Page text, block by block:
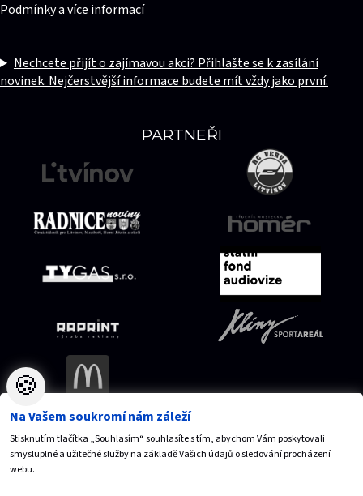
Mapa serveru Přístupnost
Ochrana osobních údajů
PARTNEŘI
Podmínky a více informací
Nechcete přijít o zajímavou akci? Přihlašte se k zasílání
novinek. Nejčerstvější informace budete mít vždy jako první.
🍪
Na Vašem soukromí nám záleží
Stisknutím tlačítka „Souhlasím“ souhlasíte s tím, abychom Vám poskytovali
smysluplné a užitečné služby na základě Vašich údajů o sledování procházení
webu.